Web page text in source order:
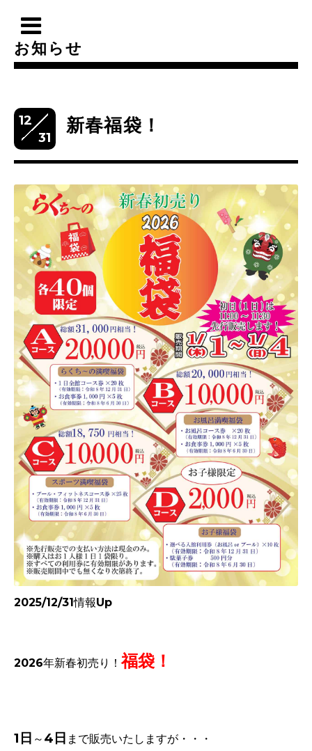
お知らせ
12
31
新春福袋！
2025/12/31情報Up
2026年新春初売り！福袋！
1日 ～ 4日 まで販売いたしますが・・・